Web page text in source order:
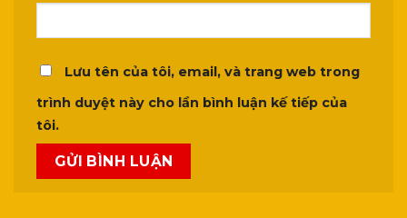
Lưu tên của tôi, email, và trang web trong
trình duyệt này cho lần bình luận kế tiếp của
tôi.